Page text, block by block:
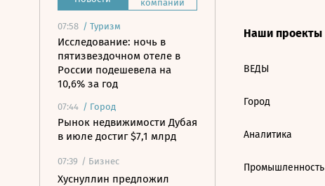
компаний
07:58 / Туризм
Исследование: ночь в
пятизвездочном отеле в
России подешевела на
10,6% за год
07:44 / Город
Рынок недвижимости Дубая
в июле достиг $7,1 млрд
07:39 / Бизнес
Хуснуллин предложил
Наши проекты
ВЕДЫ
Город
Аналитика
Промышленность